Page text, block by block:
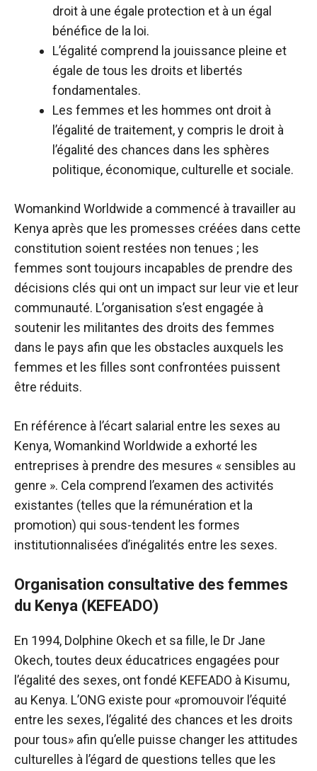
droit à une égale protection et à un égal
bénéfice de la loi.
L’égalité comprend la jouissance pleine et
égale de tous les droits et libertés
fondamentales.
Les femmes et les hommes ont droit à
l’égalité de traitement, y compris le droit à
l’égalité des chances dans les sphères
politique, économique, culturelle et sociale.
Womankind Worldwide a commencé à travailler au
Kenya après que les promesses créées dans cette
constitution soient restées non tenues ; les
femmes sont toujours incapables de prendre des
décisions clés qui ont un impact sur leur vie et leur
communauté. L’organisation s’est engagée à
soutenir les militantes des droits des femmes
dans le pays afin que les obstacles auxquels les
femmes et les filles sont confrontées puissent
être réduits.
En référence à l’écart salarial entre les sexes au
Kenya, Womankind Worldwide a exhorté les
entreprises à prendre des mesures « sensibles au
genre ». Cela comprend l’examen des activités
existantes (telles que la rémunération et la
promotion) qui sous-tendent les formes
institutionnalisées d’inégalités entre les sexes.
Organisation consultative des femmes
du Kenya (KEFEADO)
En 1994, Dolphine Okech et sa fille, le Dr Jane
Okech, toutes deux éducatrices engagées pour
l’égalité des sexes, ont fondé KEFEADO à Kisumu,
au Kenya. L’ONG existe pour «promouvoir l’équité
entre les sexes, l’égalité des chances et les droits
pour tous» afin qu’elle puisse changer les attitudes
culturelles à l’égard de questions telles que les